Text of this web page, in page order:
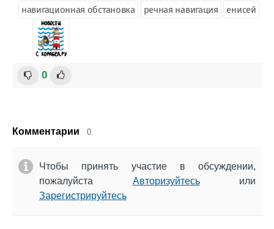
навигационная обстановка
речная навигация енисей
0
Комментарии 0.
Чтобы принять участие в обсуждении,
пожалуйста Авторизуйтесьили
Зарегистрируйтесь